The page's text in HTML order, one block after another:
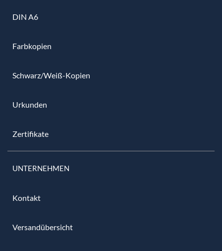
DIN A6
Farbkopien
Schwarz/Weiß-Kopien
Urkunden
Zertifikate
UNTERNEHMEN
Kontakt
Versandübersicht